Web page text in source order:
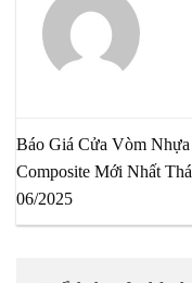
Báo Giá Cửa Vòm Nhựa
Composite Mới Nhất
06/2025